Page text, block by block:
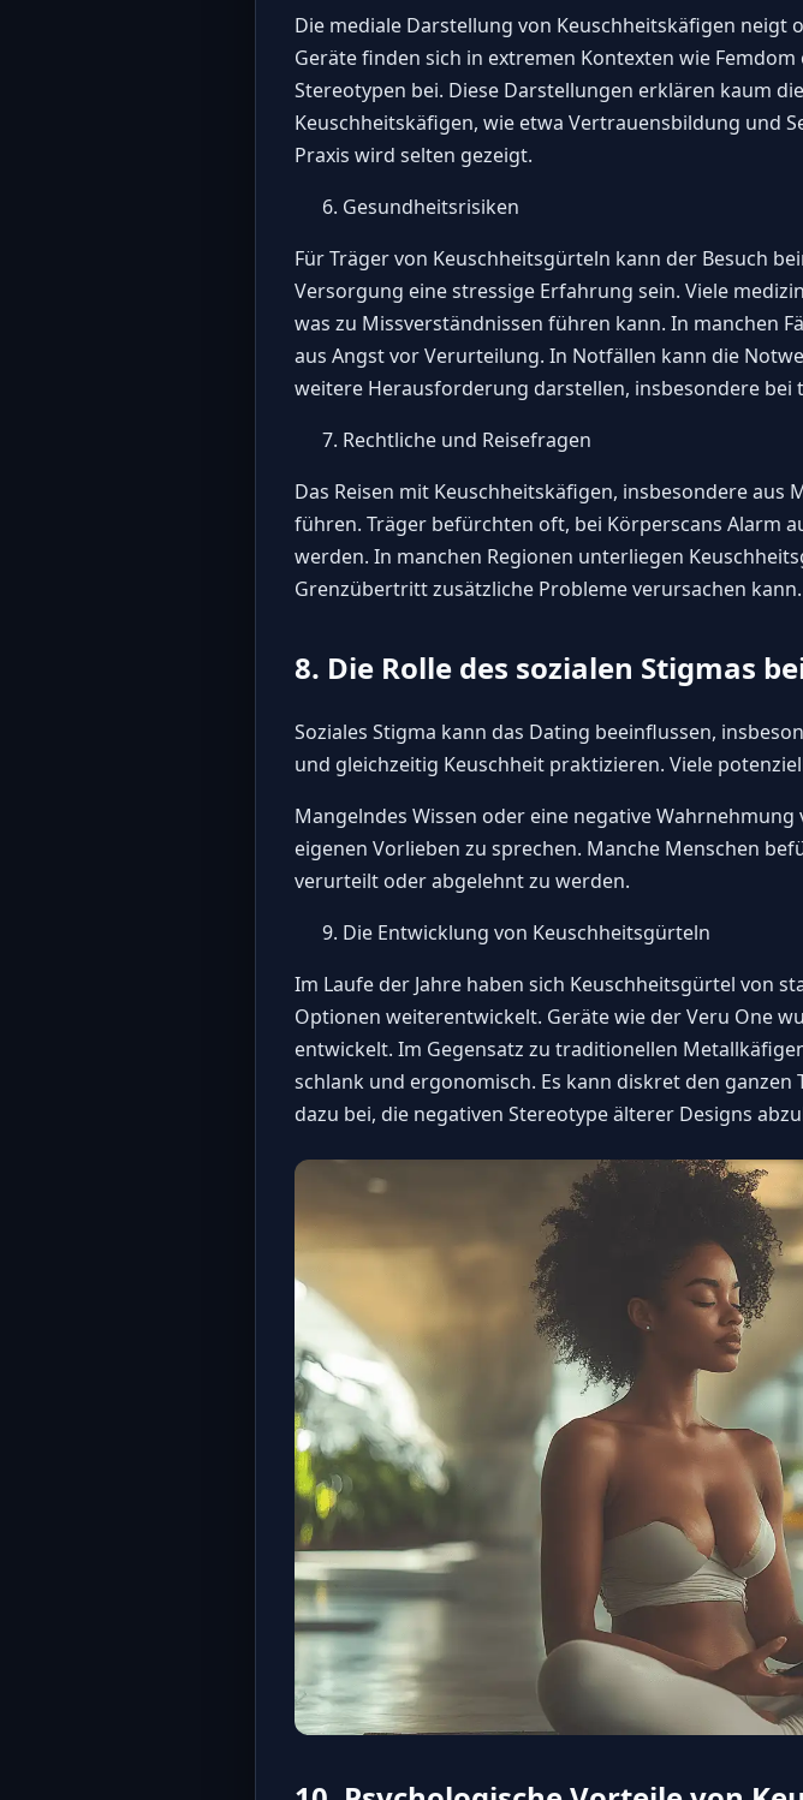
Die mediale Darstellung von Keuschheitskäfigen neigt
Geräte finden sich in extremen Kontexten wie
Stereotypen bei. Diese Darstellungen erklären kaum
Keuschheitskäfigen, wie etwa Vertrauensbildung und
Praxis wird selten gezeigt.
Gesundheitsrisiken
Für Träger von Keuschheitsgürteln kann der Besuch
Versorgung eine stressige Erfahrung sein. Viele
was zu Missverständnissen führen kann. In manchen
aus Angst vor Verurteilung. In Notfällen kann die
weitere Herausforderung darstellen, insbesondere
Rechtliche und Reisefragen
Das Reisen mit Keuschheitskäfigen, insbesondere
führen. Träger befürchten oft, bei Körperscans Alarm
werden. In manchen Regionen unterliegen
Grenzübertritt zusätzliche Probleme verursachen kann.
8. Die Rolle des sozialen Stigmas
Soziales Stigma kann das Dating beeinflussen,
und gleichzeitig Keuschheit praktizieren. Viele
Mangelndes Wissen oder eine negative
eigenen Vorlieben zu sprechen. Manche Menschen
verurteilt oder abgelehnt zu werden.
Die Entwicklung von Keuschheitsgürteln
Im Laufe der Jahre haben sich Keuschheitsgürtel von
Optionen weiterentwickelt. Geräte wie derVeru One
entwickelt. Im Gegensatz zu traditionellen
schlank und ergonomisch. Es kann diskret den
dazu bei, die negativen Stereotype älterer Designs